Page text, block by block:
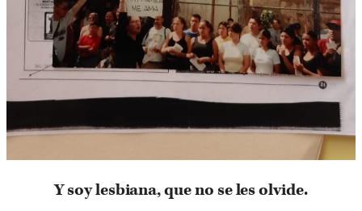
Y soy lesbiana, que no se les olvide.